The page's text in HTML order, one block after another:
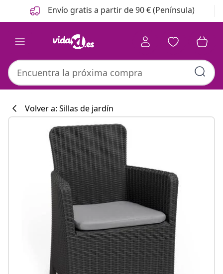
Anterior
Siguiente Envío gratis a partir de 90 € (Península)
#sharemevidaxl
Volver a: Sillas de jardín